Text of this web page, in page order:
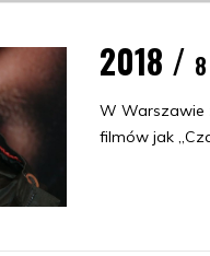
2018 /
W Warszawie
filmów jak